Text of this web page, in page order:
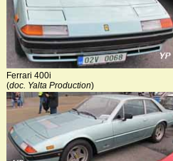
Ferrari 400i
(doc. Yalta Production)